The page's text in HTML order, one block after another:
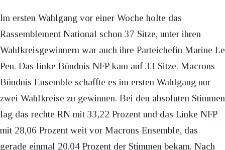
Im ersten Wahlgang vor einer Woche holte das
Rassemblement National schon 37 Sitze, unter ihren
Wahlkreisgewinnern war auch ihre Parteichefin Marine Le
Pen. Das linke Bündnis NFP kam auf 33 Sitze. Macrons
Bündnis Ensemble schaffte es im ersten Wahlgang nur
zwei Wahlkreise zu gewinnen. Bei den absoluten Stimmen
lag das rechte RN mit 33,22 Prozent und das Linke NFP
mit 28,06 Prozent weit vor Macrons Ensemble, das
gerade einmal 20,04 Prozent der Stimmen bekam. Nach